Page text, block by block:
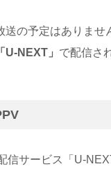
の予定はありませ
「U-NEXT」 で配信さ
信サービス「U-